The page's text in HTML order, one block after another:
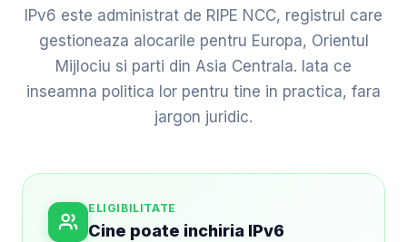
IPv6 este administrat de RIPE NCC, registrul care
gestioneaza alocarile pentru Europa, Orientul
Mijlociu si parti din Asia Centrala. Iata ce
inseamna politica lor pentru tine in practica, fara
jargon juridic.
ELIGIBILITATE
Cine poate inchiria IPv6